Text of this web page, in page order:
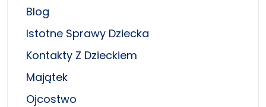
Blog
Istotne Sprawy Dziecka
Kontakty Z Dzieckiem
Majątek
Ojcostwo